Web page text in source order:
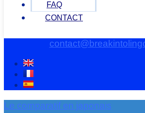
FAQ
CONTACT
Le comparatif en japonais